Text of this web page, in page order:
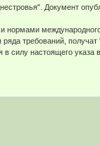
Документ
нормами
требований,
силу настоящего указа